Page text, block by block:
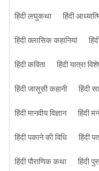
हिंदी लघुकथा हिंदी
हिंदी क्लासिक कहानियां
हिंदी कविता
हिंदी यात्रा
हिंदी जासूसी कहानी
हिंदी
हिंदी मानवीय विज्ञान
हिंदी
हिंदी पकाने की विधि
हिंदी
हिंदी पौराणिक कथा
हिंदी